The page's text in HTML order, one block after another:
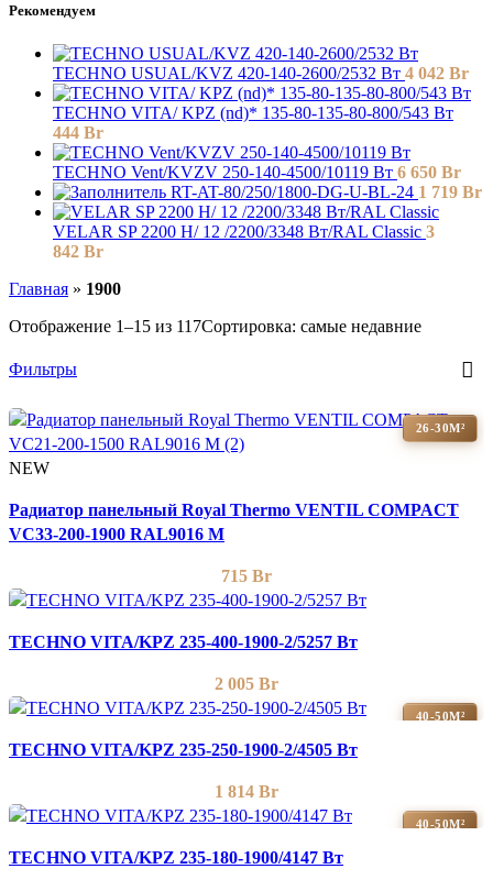
Рекомендуем
TECHNO USUAL/KVZ 420-140-2600/2532 Вт 4 042 Br
TECHNO VITA/ KPZ (nd)* 135-80-135-80-800/543 Вт
444 Br
TECHNO Vent/KVZV 250-140-4500/10119 Вт 6 650 Br
RT-AT-80/250/1800-DG-U-BL-24 1 719 Br
VELAR SP 2200 H/ 12 /2200/3348 Вт/RAL Classic 3
842 Br
Главная » 1900
Отображение 1–15 из 117Сортировка: самые недавние
Фильтры
26-30М²
NEW
Радиатор панельный Royal Thermo VENTIL COMPACT
VC33-200-1900 RAL9016 M
715 Br
TECHNO VITA/KPZ 235-400-1900-2/5257 Вт
2 005 Br
40-50М²
TECHNO VITA/KPZ 235-250-1900-2/4505 Вт
1 814 Br
40-50М²
TECHNO VITA/KPZ 235-180-1900/4147 Вт